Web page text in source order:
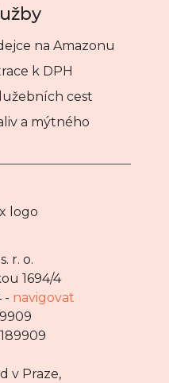
na Amazonu
k DPH
cest
a mýtného
r. o.
1694/4
- navigovat
v Praze,